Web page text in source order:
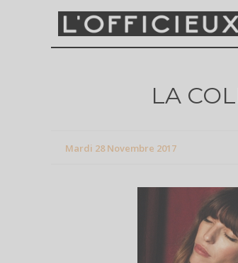
LA
Mardi 28 Novembre 2017